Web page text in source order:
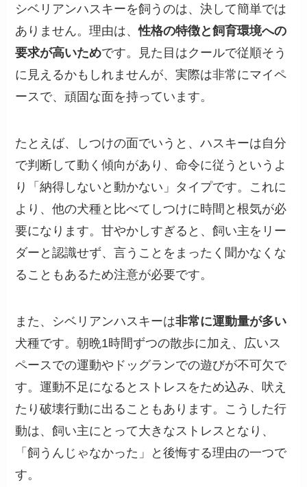
シベリアンハスキーを飼うのは、決して簡単では
ありません。理由は、性格の特徴と飼育環境への
要求が高いためです。見た目はクールで従順そう
に見えるかもしれませんが、実際は非常にマイペ
ースで、頑固な面を持っています。
たとえば、しつけの面でいうと、ハスキーは自分
で判断して動く傾向があり、命令に従うというよ
り「納得しないと動かない」タイプです。これに
より、他の犬種と比べてしつけに時間と根気が必
要になります。甘やかしすぎると、飼い主をリー
ダーと認識せず、言うことをまったく聞かなくな
ることもあるため注意が必要です。
また、シベリアンハスキーは非常に運動量が多い
犬種です。朝晩1時間ずつの散歩に加え、広いス
ペースでの運動やドッグランでの遊びが不可欠で
す。運動不足になるとストレスをため込み、吠え
たり破壊行動に出ることもあります。こうした行
動は、飼い主にとって大きなストレスとなり、
「飼うんじゃなかった」と後悔する理由の一つで
す。